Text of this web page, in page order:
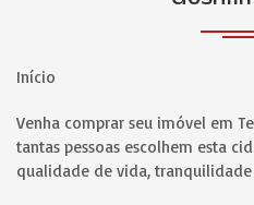
Início
Venha comprar seu imóvel em
tantas pessoas escolhem esta
qualidade de vida,